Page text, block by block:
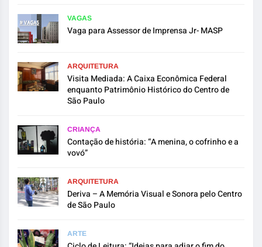
VAGAS
Vaga para Assessor de Imprensa Jr- MASP
ARQUITETURA
Visita Mediada: A Caixa Econômica Federal
enquanto Patrimônio Histórico do Centro de
São Paulo
CRIANÇA
Contação de história: “A menina, o cofrinho e a
vovó”
ARQUITETURA
Deriva – A Memória Visual e Sonora pelo Centro
de São Paulo
ARTE